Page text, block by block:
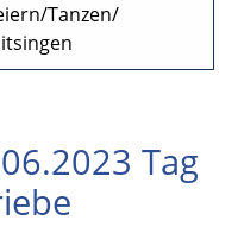
Tanzen/
Tag